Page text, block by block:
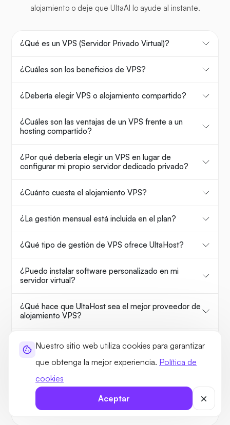
Nuestro sitio web utiliza cookies para garantizar
que obtenga la mejor experiencia. Política de
cookies
Aceptar
alojamiento o deje que UltaAI lo ayude al instante.
¿Qué es un VPS (Servidor Privado Virtual)?
¿Cuáles son los beneficios de VPS?
¿Debería elegir VPS o alojamiento compartido?
¿Cuáles son las ventajas de un VPS frente a un
hosting compartido?
¿Por qué debería elegir un VPS en lugar de
configurar mi propio servidor dedicado privado?
¿Cuánto cuesta el alojamiento VPS?
¿La gestión mensual está incluida en el plan?
¿Qué tipo de gestión de VPS ofrece UltaHost?
¿Puedo instalar software personalizado en mi
servidor virtual?
¿Qué hace que UltaHost sea el mejor proveedor de
alojamiento VPS?
¿Qué características adicionales debo buscar en los
proveedores de VPS?
¿Qué es KVM? ¿Cuáles son sus ventajas?
¿Está abierto el puerto 25 en los planes de
alojamiento VPS de UltaHost?